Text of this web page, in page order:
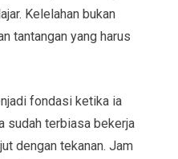
Kelelahan bukan
tantangan yang harus
fondasi ketika ia
sudah terbiasa bekerja
dengan tekanan. Jam